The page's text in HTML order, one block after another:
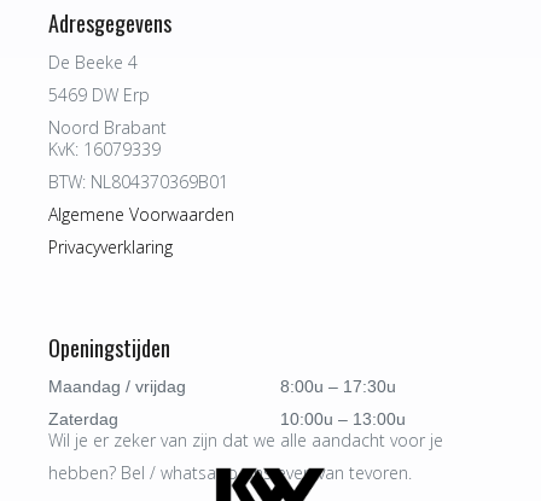
Adresgegevens
De Beeke 4
5469 DW Erp
Noord Brabant
KvK: 16079339
BTW: NL804370369B01
Algemene Voorwaarden
Privacyverklaring
Openingstijden
Maandag / vrijdag
8:00u – 17:30u
Zaterdag
10:00u – 13:00u
Wil je er zeker van zijn dat we alle aandacht voor je
hebben? Bel / whatsapp ons even van tevoren.